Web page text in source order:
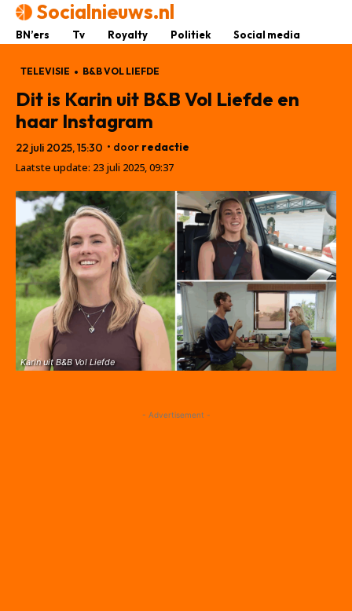
Socialnieuws.nl
BN’ers Tv Royalty Politiek Social media
TELEVISIE B&B VOL LIEFDE
Dit is Karin uit B&B Vol Liefde en
haar Instagram
22 juli 2025, 15:30 • door redactie
Laatste update: 23 juli 2025, 09:37
Karin uit B&B Vol Liefde
- Advertisement -